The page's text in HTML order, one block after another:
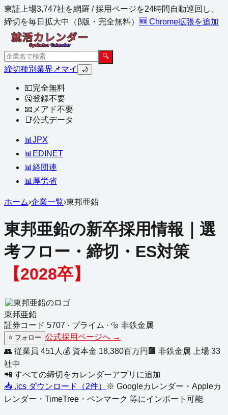
東証上場3,747社を網羅 / 採用ページを24時間自動巡回し、
締切を毎日拡大中（β版・完全無料）
🆕 Chrome拡張を追加
🔍
締切種別 業界 📌マイ 🌙
💴完全無料
🙅登録不要
📧 メアド不要
📑公式データ
📊 JPX
📊 EDINET
📊 経団連
📊 厚労省
ホーム›企業一覧›東邦亜鉛
東邦亜鉛の新卒採用情報｜選
考フロー・締切・ES対策
【2028卒】
東邦亜鉛
証券コード 5707 · プライム · 🔩 非鉄金属
⭐ フォロー 公式採用ページへ →
👥 従業員 451 人 💰 資本金 18,380百万円 🏢 非鉄金属 上場 33
社中
📲 すべての締切をカレンダーアプリに追加
📥 .ics ダウンロード（2件）
※ Googleカレンダー・Appleカ
レンダー・TimeTree・ペンマーク 等にインポート可能